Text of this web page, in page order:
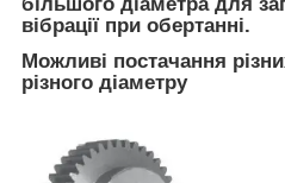
вібрації при обертанні.
Можливі постачання
різного діаметру